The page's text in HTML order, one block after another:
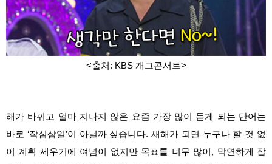
<출처: KBS 개그콘서트>
해가 바뀌고 얼마 지나지 않은 요즘 가장 많이 듣게 되는 단어는
바로 ‘작심삼일’이 아닐까 싶습니다. 새해가 되면 누구나 할 것 없
이 계획 세우기에 여념이 없지만 목표를 너무 많이, 막연하게 잡